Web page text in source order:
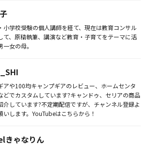
小学校受験の個人講師を経て、現在は教育コンサル
て、原稿執筆、講演など教育・子育てをテーマに活
女の母。
アや100均キャンプギアのレビュー、ホームセンタ
どでカスタムしています?キャンドゥ、セリアの商品
介しています?不定期配信ですが、チャンネル登録よ
いします。YouTubeはこちらから！
きゃなりん